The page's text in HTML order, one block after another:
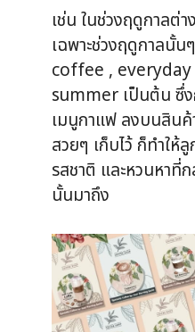
เช่น ในช่วงฤดูกาลต่
เฉพาะช่วงฤดูกาลนั้
coffee ,
summer เป็นต้น ซึ่
เมนูกาแฟ ลงบนสิน
สวยๆ เก็บไว้ ก็ทำให้
รสชาติ และหวนหาที่
นั้นมาถึง